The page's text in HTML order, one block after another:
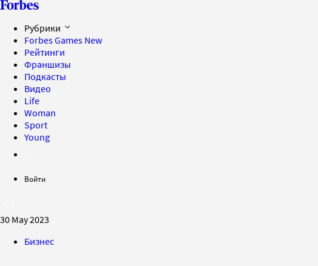
Рубрики
Forbes Games New
Рейтинги
Франшизы
Подкасты
Видео
Life
Woman
Sport
Young
Войти
30 May 2023
Бизнес